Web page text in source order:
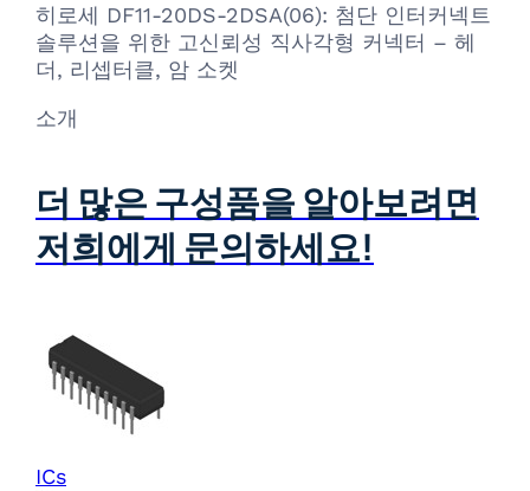
히로세 DF11-20DS-2DSA(06): 첨단 인터커넥트
솔루션을 위한 고신뢰성 직사각형 커넥터 – 헤
더, 리셉터클, 암 소켓
소개
더 많은 구성품을 알아보려면
저희에게 문의하세요!
ICs